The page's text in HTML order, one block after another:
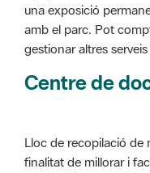
una exposició
amb el parc. Pot
gestionar altres
Centre de
Lloc de recopilació de
finalitat de millorar i